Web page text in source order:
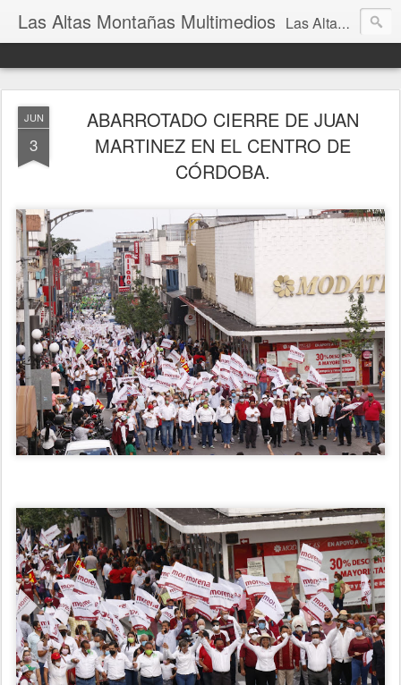
Las Altas Montañas Multimedios Las Altas Montañas Multimedios
JUN
3
ABARROTADO CIERRE DE JUAN
MARTINEZ EN EL CENTRO DE
CÓRDOBA.